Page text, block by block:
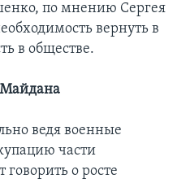
по мнению Сергея
вернуть в
в обществе.
ведя военные
части
о росте